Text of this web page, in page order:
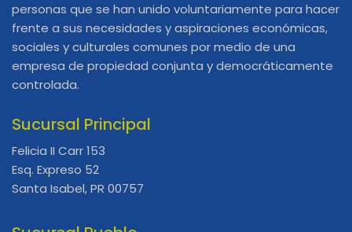
personas que se han unido voluntariamente para hacer
frente a sus necesidades y aspiraciones económicas,
sociales y culturales comunes por medio de una
empresa de propiedad conjunta y democráticamente
controlada.
Sucursal Principal
Felicia II Carr 153
Esq. Expreso 52
Santa Isabel, PR 00757